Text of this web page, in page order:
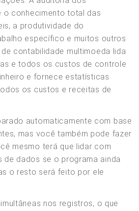
o conhecimento total das
a produtividade do
específico e muitos outros
contabilidade multimoeda lida
e todos os custos de controle
e fornece estatísticas
os custos e receitas de
automaticamente com base
mas você também pode fazer
mesmo terá que lidar com
de dados se o programa ainda
o resto será feito por ele
nos registros, o que